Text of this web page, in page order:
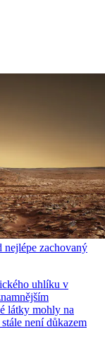
zachovaný
uhlíku v
látky mohly na
není důkazem